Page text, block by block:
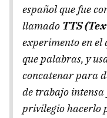
español que fue
llamado TTS
experimento en el
que palabras, y
concatenar para
de trabajo
privilegio hacerlo